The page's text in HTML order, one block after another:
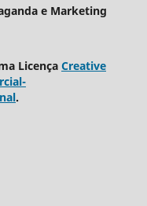
e Marketing
Licença Creative
.